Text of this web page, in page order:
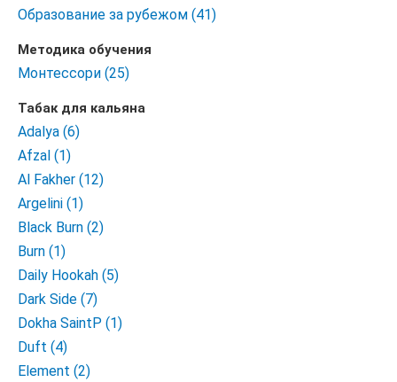
Образование за рубежом (41)
Методика обучения
Монтессори (25)
Табак для кальяна
Adalya (6)
Afzal (1)
Al Fakher (12)
Argelini (1)
Black Burn (2)
Burn (1)
Daily Hookah (5)
Dark Side (7)
Dokha SaintP (1)
Duft (4)
Element (2)